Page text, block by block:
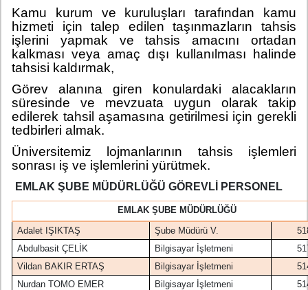
Kamu kurum ve kuruluşları tarafından kamu
hizmeti için talep edilen taşınmazların tahsis
işlerini yapmak ve tahsis amacını ortadan
kalkması veya amaç dışı kullanılması halinde
tahsisi kaldırmak,
Görev alanına giren konulardaki alacakların
süresinde ve mevzuata uygun olarak takip
edilerek tahsil aşamasına getirilmesi için gerekli
tedbirleri almak.
Üniversitemiz lojmanlarının tahsis işlemleri
sonrası iş ve işlemlerini yürütmek.
EMLAK ŞUBE MÜDÜRLÜĞÜ GÖREVLİ PERSONEL
EMLAK ŞUBE MÜDÜRLÜĞÜ
Adalet IŞIKTAŞ
Şube Müdürü V.
Abdulbasit ÇELİK
Bilgisayar İşletmeni
Vildan BAKIR ERTAŞ
Bilgisayar İşletmeni
Nurdan TOMO EMER
Bilgisayar İşletmeni